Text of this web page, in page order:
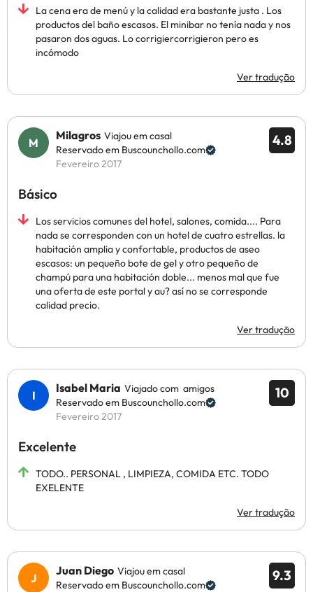
La cena era de menú y la calidad era bastante justa . Los
productos del baño escasos. El minibar no tenía nada y nos
pasaron dos aguas. Lo corrigiercorrigieron pero es
incómodo
Ver tradução
4.8
Milagros Viajou em casal
Reservado em Buscounchollo.com
Fevereiro 2017
Básico
Los servicios comunes del hotel, salones, comida.... Para
nada se corresponden con un hotel de cuatro estrellas. la
habitación amplia y confortable, productos de aseo
escasos: un pequeño bote de gel y otro pequeño de
champú para una habitación doble... menos mal que fue
una oferta de este portal y au? así no se corresponde
calidad precio.
Ver tradução
10
Isabel Maria Viajado com amigos
Reservado em Buscounchollo.com
Fevereiro 2017
Excelente
TODO.. PERSONAL , LIMPIEZA, COMIDA ETC. TODO
EXELENTE
Ver tradução
9.3
Juan Diego Viajou em casal
Reservado em Buscounchollo.com